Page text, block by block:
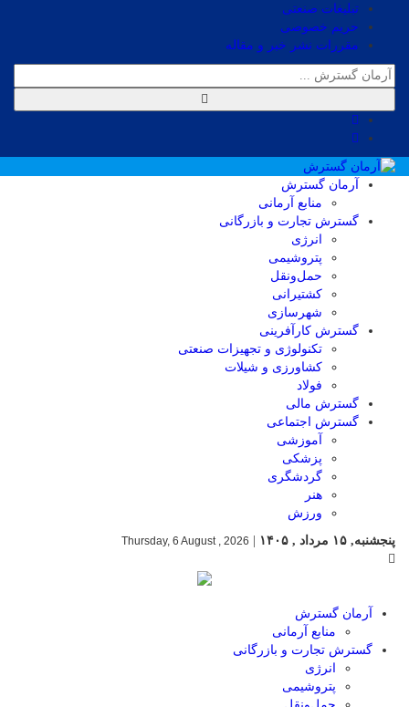
تبلیغات صنعتی
حریم خصوصی
مقررات نشر خبر و مقاله
آرمان گسترش
منابع آرمانی
گسترش تجارت و بازرگانی
انرژی
پتروشیمی
حمل‌و‌نقل
کشتیرانی
شهرسازی
گسترش کارآفرینی
تکنولوژی و تجهیزات صنعتی
کشاورزی و شیلات
فولاد
گسترش مالی
گسترش اجتماعی
آموزشی
پزشکی
گردشگری
هنر
ورزش
پنجشنبه, ۱۵ مرداد , ۱۴۰۵
Thursday, 6 August , 2026
آرمان گسترش
منابع آرمانی
گسترش تجارت و بازرگانی
انرژی
پتروشیمی